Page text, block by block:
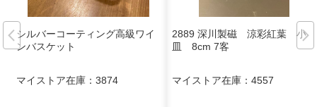
シルバーコーティング高級ワイ
ンバスケット
マイストア在庫： 3874
2889 深川製磁 涼彩紅葉 小
皿 8cm 7客
マイストア在庫： 4557